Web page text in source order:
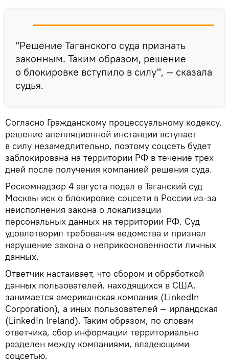
"Решение Таганского суда признать
законным. Таким образом, решение
о блокировке вступило в силу", — сказала
судья.
Согласно Гражданскому процессуальному кодексу,
решение апелляционной инстанции вступает
в силу незамедлительно, поэтому соцсеть будет
заблокирована на территории РФ в течение трех
дней после получения компанией решения суда.
Роскомнадзор 4 августа подал в Таганский суд
Москвы иск о блокировке соцсети в России из-за
неисполнения закона о локализации
персональных данных на территории РФ. Суд
удовлетворил требования ведомства и признал
нарушение закона о неприкосновенности личных
данных.
Ответчик настаивает, что сбором и обработкой
данных пользователей, находящихся в США,
занимается американская компания (LinkedIn
Corporation), а иных пользователей — ирландская
(LinkedIn Ireland). Таким образом, по словам
ответчика, сбор информации территориально
разделен между компаниями, владеющими
соцсетью.